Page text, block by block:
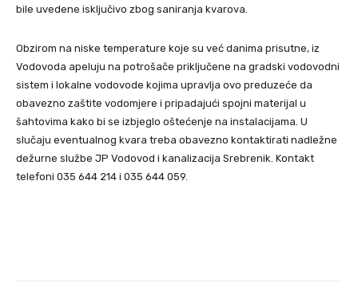
bile uvedene isključivo zbog saniranja kvarova.
Obzirom na niske temperature koje su već danima prisutne, iz
Vodovoda apeluju na potrošače priključene na gradski vodovodni
sistem i lokalne vodovode kojima upravlja ovo preduzeće da
obavezno zaštite vodomjere i pripadajući spojni materijal u
šahtovima kako bi se izbjeglo oštećenje na instalacijama. U
slučaju eventualnog kvara treba obavezno kontaktirati nadležne
dežurne službe JP Vodovod i kanalizacija Srebrenik. Kontakt
telefoni 035 644 214 i 035 644 059.